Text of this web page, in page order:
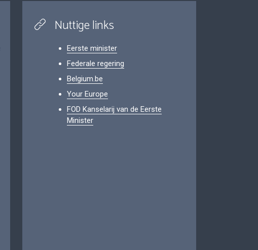
Nuttige links
Eerste minister
Federale regering
Belgium.be
Your Europe
FOD Kanselarij van de Eerste
Minister